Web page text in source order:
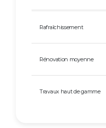
Rafraîchissement
Rénovation moyenne
Travaux haut de gamme